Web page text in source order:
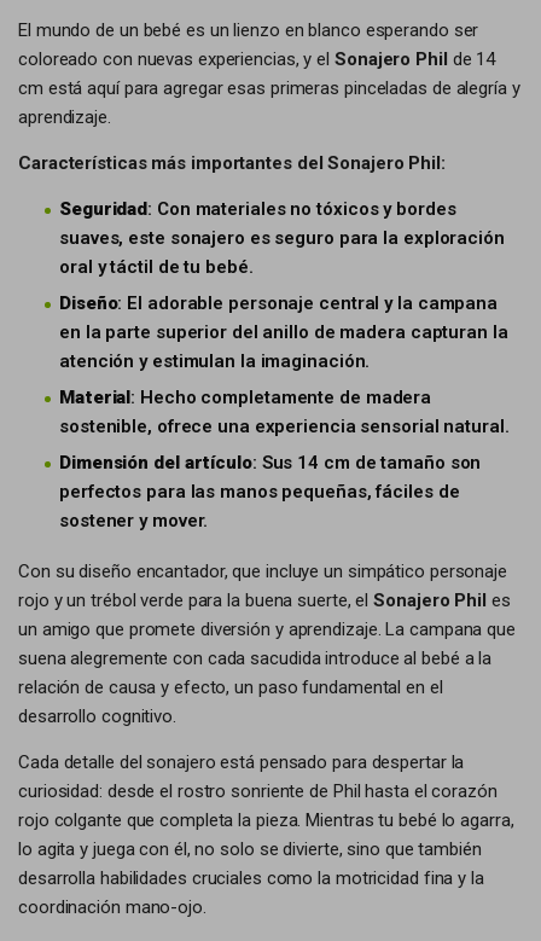
El mundo de un bebé es un lienzo en blanco esperando ser
coloreado con nuevas experiencias, y el Sonajero Phil de 14
cm está aquí para agregar esas primeras pinceladas de alegría y
aprendizaje.
Características más importantes del Sonajero Phil:
Seguridad: Con materiales no tóxicos y bordes
suaves, este sonajero es seguro para la exploración
oral y táctil de tu bebé.
Diseño: El adorable personaje central y la campana
en la parte superior del anillo de madera capturan la
atención y estimulan la imaginación.
Material: Hecho completamente de madera
sostenible, ofrece una experiencia sensorial natural.
Dimensión del artículo: Sus 14 cm de tamaño son
perfectos para las manos pequeñas, fáciles de
sostener y mover.
Con su diseño encantador, que incluye un simpático personaje
rojo y un trébol verde para la buena suerte, elSonajero Phil es
un amigo que promete diversión y aprendizaje. La campana que
suena alegremente con cada sacudida introduce al bebé a la
relación de causa y efecto, un paso fundamental en el
desarrollo cognitivo.
Cada detalle del sonajero está pensado para despertar la
curiosidad: desde el rostro sonriente de Phil hasta el corazón
rojo colgante que completa la pieza. Mientras tu bebé lo agarra,
lo agita y juega con él, no solo se divierte, sino que también
desarrolla habilidades cruciales como la motricidad fina y la
coordinación mano-ojo.